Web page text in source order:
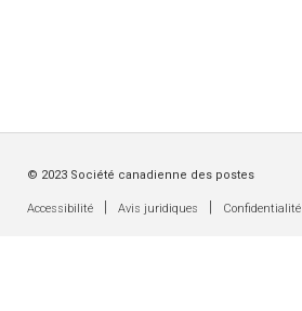
© 2023 Société canadienne des postes
Accessibilité Avis juridiques Confidentialité